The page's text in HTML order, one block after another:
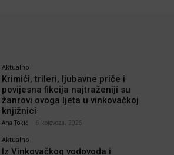
Aktualno
Krimići, trileri, ljubavne priče i
povijesna fikcija najtraženiji su
žanrovi ovoga ljeta u vinkovačkoj
knjižnici
Ana Tokić 6 kolovoza, 2026
Aktualno
Iz Vinkovačkog vodovoda i